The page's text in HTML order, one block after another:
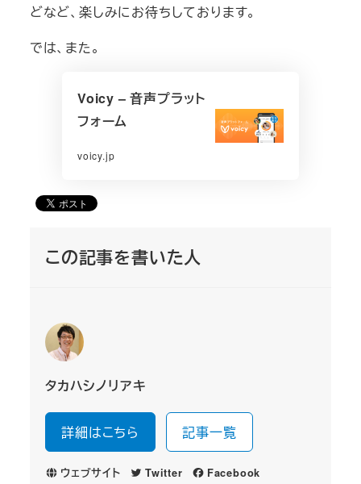
どなど、楽しみにお待ちしております。
では、また。
Voicy – 音声プラット
フォーム
voicy.jp
この記事を書いた人
タカハシノリアキ
詳細はこちら 記事一覧
ウェブサイト Twitter Facebook